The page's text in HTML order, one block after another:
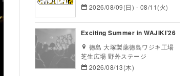
2026/08/09(日) - 08/11(火)
Exciting Summer in WAJIKI’26
徳島 大塚製薬徳島ワジキ工場
芝生広場 野外ステージ
2026/08/13(木)